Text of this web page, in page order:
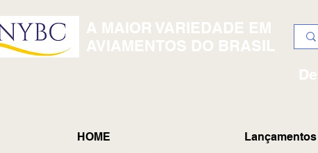
A MAIOR VARIEDADE EM
AVIAMENTOS DO BRASIL
HOME Lançamentos